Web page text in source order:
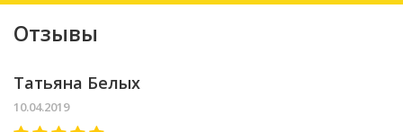
Отзывы
Татьяна Белых
10.04.2019